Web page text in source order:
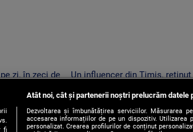
zi, în zeci de
la robinet
Un influencer din Timiș, reținut
pe TikTok
fi
Atât noi, cât și partenerii noștri prelucrăm datele
Dezvoltarea și îmbunătățirea serviciilor. Măsurarea
accesarea informațiilor de pe un dispozitiv. Utilizarea
personalizat. Crearea profilurilor de conținut